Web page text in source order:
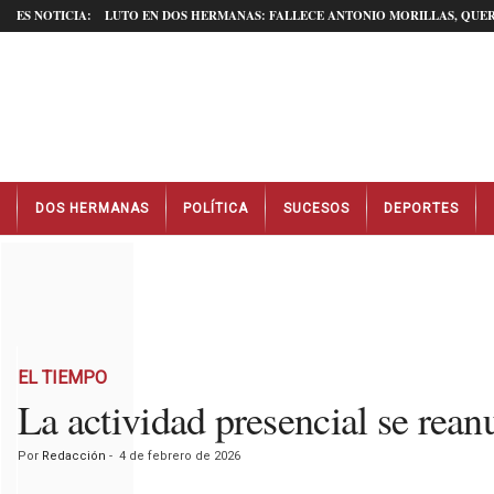
ES NOTICIA: LUTO EN DOS HERMANAS: FALLECE ANTONIO MORILLAS,
t
DOS HERMANAS POLÍTICA SUCESOS DEPORTES
EL TIEMPO
La actividad presencial se
Por Redacción - 4 de febrero de 2026